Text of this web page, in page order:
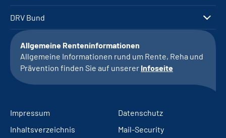
DRV Bund
Allgemeine Renteninformationen
Allgemeine Informationen rund um Rente, Reha und
Prävention finden Sie auf unserer Infoseite
Impressum
Datenschutz
Inhaltsverzeichnis
Mail-Security